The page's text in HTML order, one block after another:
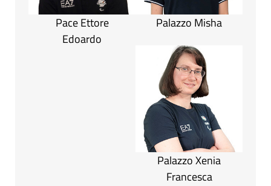
Pace Ettore
Edoardo
Palazzo Misha
Palazzo Xenia
Francesca